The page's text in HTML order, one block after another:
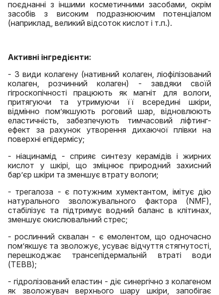
поєднанні з іншими косметичними засобами, окрім
засобів з високим подразнюючим потенціалом
(наприклад, великий відсоток кислот і т.п.).
Активні інгредієнти:
- 3 види колагену (нативний колаген, ліофілізований
колаген, розчинний колаген) - завдяки своїй
гігроскопічності працюють як магніт для вологи,
притягуючи та утримуючи її всередині шкіри,
відмінно пом’якшують роговий шар, відновлюють
еластичність, забезпечують тимчасовий ліфтинг-
ефект за рахунок утворення дихаючої плівки на
поверхні епідермісу;
- ніацинамід - сприяє синтезу керамідів і жирних
кислот у шкірі, що зміцнює природний захисний
бар’єр шкіри та зменшує втрату вологи;
- трегалоза - є потужним хумектантом, імітує дію
натурального зволожувального фактора (NMF),
стабілізує та підтримує водний баланс в клітинах,
зменшує окислювальний стрес;
- рослинний сквалан - є емолентом, що одночасно
пом’якшує та зволожує, усуває відчуття стягнутості,
перешкоджає трансепідермальній втраті води
(ТЕВВ);
- гідролізований еластин - діє синергічно з колагеном
як зволожувач верхнього шару шкіри, запобігає